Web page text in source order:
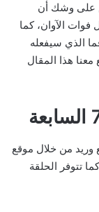
على وشك أن
فوات الآوان، كما
الذي سيفعله
هذا المقال
من خلال موقع
تتوفر الحلقة